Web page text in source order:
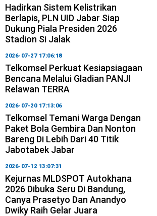
Hadirkan Sistem Kelistrikan
Berlapis, PLN UID Jabar Siap
Dukung Piala Presiden 2026
Stadion Si Jalak
2026-07-27 17:06:18
Telkomsel Perkuat Kesiapsiagaan
Bencana Melalui Gladian PANJI
Relawan TERRA
2026-07-20 17:13:06
Telkomsel Temani Warga Dengan
Paket Bola Gembira Dan Nonton
Bareng Di Lebih Dari 40 Titik
Jabotabek Jabar
2026-07-12 13:07:31
Kejurnas MLDSPOT Autokhana
2026 Dibuka Seru Di Bandung,
Canya Prasetyo Dan Anandyo
Dwiky Raih Gelar Juara